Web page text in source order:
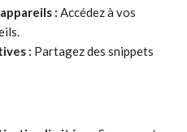
: Accédez à vos
: Partagez des snippets